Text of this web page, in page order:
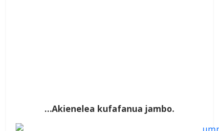
…Akienelea kufafanua jambo.